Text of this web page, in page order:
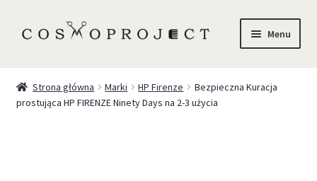
Menu
Marki
Strona główna Marki HP Firenze
Bezpieczna Kuracja
prostująca HP FIRENZE Ninety Days na 2-3 użycia